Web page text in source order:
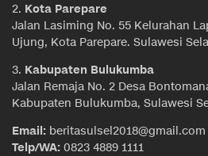
2. Kota Parepare
Jalan Lasiming No. 55 Kelurahan
Ujung, Kota Parepare. Sulawesi
3. Kabupaten Bulukumba
Jalan Remaja No. 2 Desa
Kabupaten Bulukumba, Sulawesi
Email: beritasulsel2018@gmail.com
Telp/WA: 0823 4889 1111